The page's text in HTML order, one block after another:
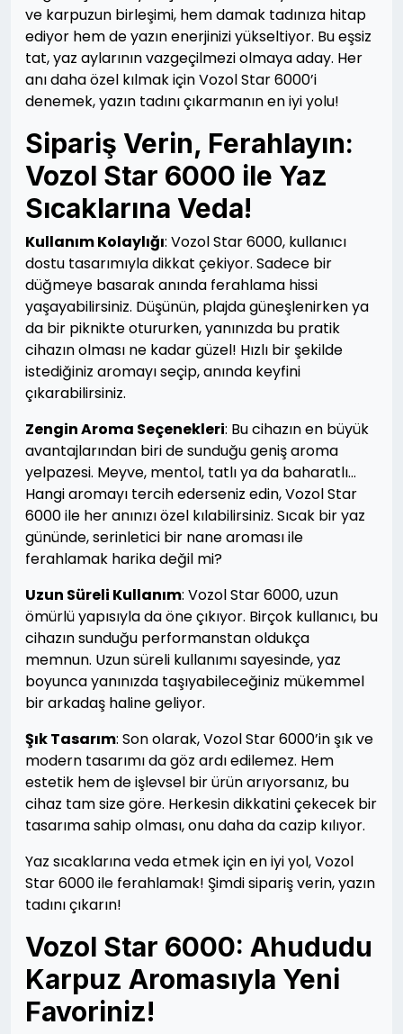
ve karpuzun birleşimi, hem damak tadınıza hitap
ediyor hem de yazın enerjinizi yükseltiyor. Bu eşsiz
tat, yaz aylarının vazgeçilmezi olmaya aday. Her
anı daha özel kılmak için Vozol Star 6000’i
denemek, yazın tadını çıkarmanın en iyi yolu!
Sipariş Verin, Ferahlayın:
Vozol Star 6000 ile Yaz
Sıcaklarına Veda!
Kullanım Kolaylığı: Vozol Star 6000, kullanıcı
dostu tasarımıyla dikkat çekiyor. Sadece bir
düğmeye basarak anında ferahlama hissi
yaşayabilirsiniz. Düşünün, plajda güneşlenirken ya
da bir piknikte otururken, yanınızda bu pratik
cihazın olması ne kadar güzel! Hızlı bir şekilde
istediğiniz aromayı seçip, anında keyfini
çıkarabilirsiniz.
Zengin Aroma Seçenekleri: Bu cihazın en büyük
avantajlarından biri de sunduğu geniş aroma
yelpazesi. Meyve, mentol, tatlı ya da baharatlı…
Hangi aromayı tercih ederseniz edin, Vozol Star
6000 ile her anınızı özel kılabilirsiniz. Sıcak bir yaz
gününde, serinletici bir nane aroması ile
ferahlamak harika değil mi?
Uzun Süreli Kullanım: Vozol Star 6000, uzun
ömürlü yapısıyla da öne çıkıyor. Birçok kullanıcı, bu
cihazın sunduğu performanstan oldukça
memnun. Uzun süreli kullanımı sayesinde, yaz
boyunca yanınızda taşıyabileceğiniz mükemmel
bir arkadaş haline geliyor.
Şık Tasarım: Son olarak, Vozol Star 6000’in şık ve
modern tasarımı da göz ardı edilemez. Hem
estetik hem de işlevsel bir ürün arıyorsanız, bu
cihaz tam size göre. Herkesin dikkatini çekecek bir
tasarıma sahip olması, onu daha da cazip kılıyor.
Yaz sıcaklarına veda etmek için en iyi yol, Vozol
Star 6000 ile ferahlamak! Şimdi sipariş verin, yazın
tadını çıkarın!
Vozol Star 6000: Ahududu
Karpuz Aromasıyla Yeni
Favoriniz!